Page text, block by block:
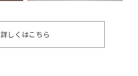
詳しくはこちら